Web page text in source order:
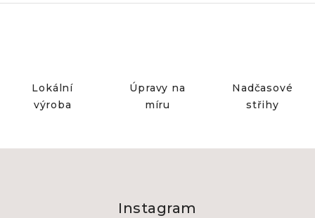
Lokální
výroba
Úpravy na
míru
Nadčasové
střihy
Instagram